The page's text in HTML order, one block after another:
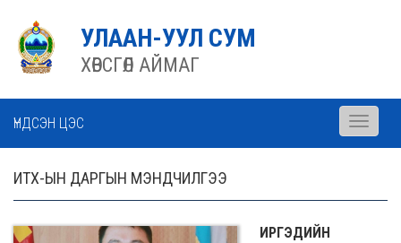
УЛААН-УУЛ СУМ
ХӨВСГӨЛ АЙМАГ
ҮНДСЭН ЦЭС
Toggle
ИТХ-ЫН ДАРГЫН МЭНДЧИЛГЭЭ
ИРГЭДИЙН